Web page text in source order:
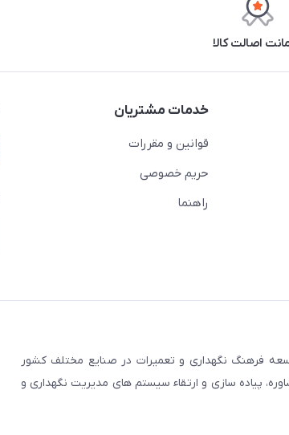
اصالت کالا
خدمات مشتریان
قوانین و مقررات
حریم خصوصی
راهنما
هدف ایجاد فضای مناسب جهت توسعه فرهنگ نگهداری و تعمیرات در صنایع مختلف کشور
پیاده سازی و ارتقاء سیستم های مدیریت نگهداری و